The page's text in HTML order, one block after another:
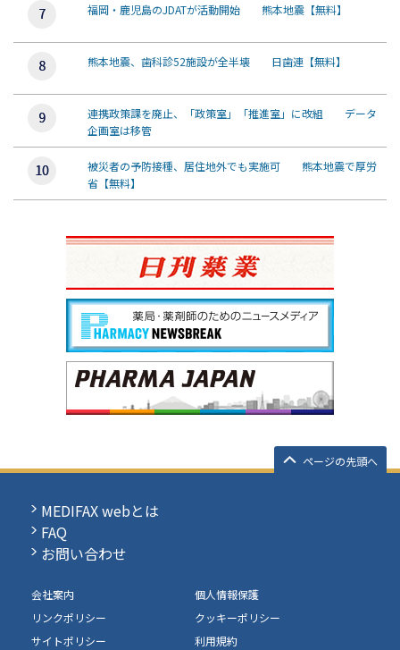
福岡・鹿児島のJDATが活動開始 熊本地震【無料】
熊本地震、歯科診52施設が全半壊 日歯連【無料】
連携政策課を廃止、「政策室」「推進室」に改組 データ
企画室は移管
被災者の予防接種、居住地外でも実施可 熊本地震で厚労
省【無料】
ページの先頭へ
MEDIFAX webとは
FAQ
お問い合わせ
会社案内
個人情報保護
リンクポリシー
クッキーポリシー
サイトポリシー
利用規約